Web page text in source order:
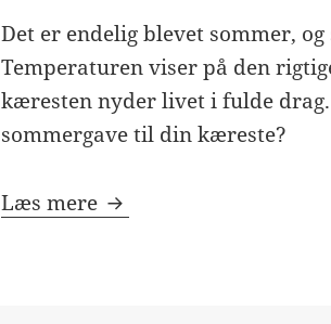
Det er endelig blevet sommer,
Temperaturen viser på den
kæresten nyder livet i fulde
sommergave til din kæreste?
Læs mere 4 sommergaver til din